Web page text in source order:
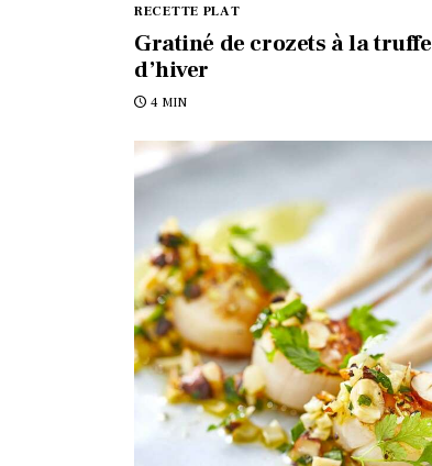
RECETTE PLAT
Gratiné de crozets à la truffe
d’hiver
4 MIN